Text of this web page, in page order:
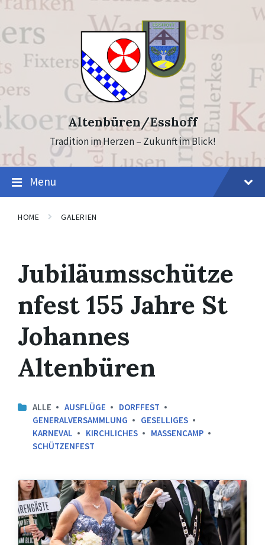
Skip
content
Skip
footer
Altenbüren/Esshoff
Tradition im Herzen – Zukunft im Blick!
Menu
HOME GALERIEN
Jubiläumsschütze
nfest 155 Jahre St
Johannes
Altenbüren
ALLE AUSFLÜGE
DORFFEST
GENERALVERSAMMLUNG
GESELLIGES
KARNEVAL
KIRCHLICHES
MASSENCAMP
SCHÜTZENFEST